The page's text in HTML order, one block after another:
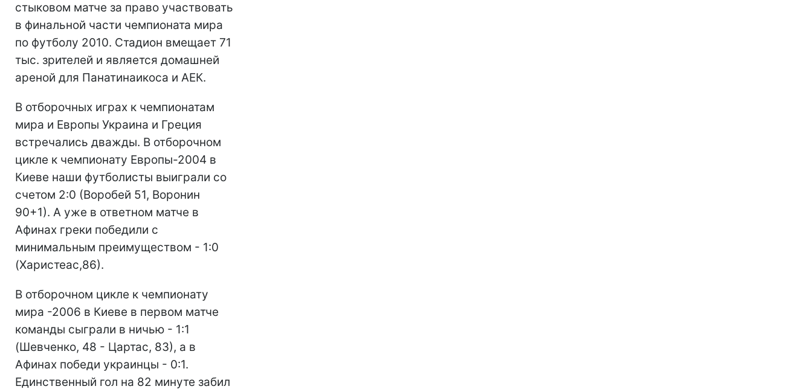
стыковом матче за право участвовать
в финальной части чемпионата мира
по футболу 2010. Стадион вмещает 71
тыс. зрителей и является домашней
ареной для Панатинаикоса и АЕК.
В отборочных играх к чемпионатам
мира и Европы Украина и Греция
встречались дважды. В отборочном
цикле к чемпионату Европы-2004 в
Киеве наши футболисты выиграли со
счетом 2:0 (Воробей 51, Воронин
90+1). А уже в ответном матче в
Афинах греки победили с
минимальным преимуществом - 1:0
(Харистеас,86).
В отборочном цикле к чемпионату
мира -2006 в Киеве в первом матче
команды сыграли в ничью - 1:1
(Шевченко, 48 - Цартас, 83), а в
Афинах победи украинцы - 0:1.
Единственный гол на 82 минуте забил